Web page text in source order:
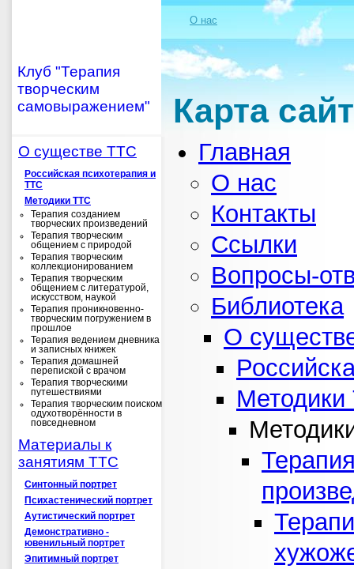
Клуб "Терапия
творческим
самовыражением"
О существе ТТС
Российская психотерапия и
ТТС
Методики ТТС
Терапия созданием
творческих произведений
Терапия творческим
общением с природой
Терапия творческим
коллекционированием
Терапия творческим
общением с литературой,
искусством, наукой
Терапия проникновенно-
творческим погружением в
прошлое
Терапия ведением дневника
и записных книжек
Терапия домашней
перепиской с врачом
Терапия творческими
путешествиями
Терапия творческим поиском
одухотворённости в
повседневном
Материалы к
занятиям ТТС
Синтонный портрет
Психастенический портрет
Аутистический портрет
Демонстративно -
ювенильный портрет
Эпитимный портрет
О нас
Карта
Главная
О нас
Контакты
Ссылки
Вопросы-
Библиотека
О